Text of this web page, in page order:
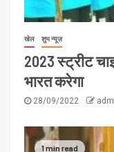
खेल शुभ न्यूज़
2023 स्ट्रीट
भारत करेगा
28/09/2022
1 min read